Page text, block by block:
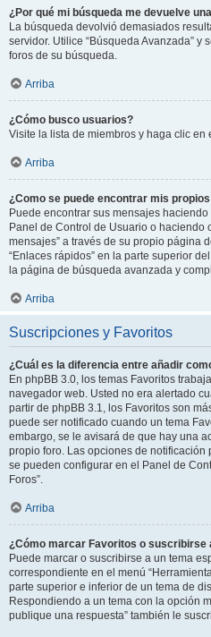
¿Por qué mi búsqueda me devuelve
La búsqueda devolvió demasiados
servidor. Utilice “Búsqueda Avanzada” y
foros de su búsqueda.
Arriba
¿Cómo busco usuarios?
Visite la lista de miembros y haga clic en
Arriba
¿Como se puede encontrar mis
Puede encontrar sus mensajes haciendo
Panel de Control de Usuario o haciendo
mensajes” a través de su propio página
“Enlaces rápidos” en la parte superior
la página de búsqueda avanzada y
Arriba
Suscripciones y Favoritos
¿Cuál es la diferencia entre añadir
En phpBB 3.0, los temas Favoritos
navegador web. Usted no era alertado
partir de phpBB 3.1, los Favoritos son
puede ser notificado cuando un tema
embargo, se le avisará de que hay una
propio foro. Las opciones de
se pueden configurar en el Panel de
Foros”.
Arriba
¿Cómo marcar Favoritos o suscribirse
Puede marcar o suscribirse a un tema
correspondiente en el menú
parte superior e inferior de un tema de
Respondiendo a un tema con la opción
publique una respuesta” también le